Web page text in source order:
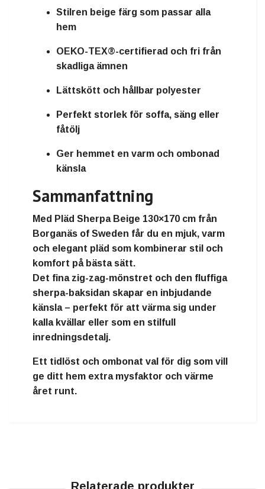
Stilren beige färg som passar alla
hem
OEKO-TEX®-certifierad och fri från
skadliga ämnen
Lättskött och hållbar polyester
Perfekt storlek för soffa, säng eller
fåtölj
Ger hemmet en varm och ombonad
känsla
Sammanfattning
Med Pläd Sherpa Beige 130×170 cm från
Borganäs of Sweden får du en mjuk, varm
och elegant pläd som kombinerar stil och
komfort på bästa sätt.
Det fina zig-zag-mönstret och den fluffiga
sherpa-baksidan skapar en inbjudande
känsla – perfekt för att värma sig under
kalla kvällar eller som en stilfull
inredningsdetalj.
Ett tidlöst och ombonat val för dig som vill
ge ditt hem extra mysfaktor och värme
året runt.